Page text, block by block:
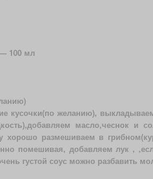
100 мл
кусочки(по желанию),
масло,чеснок и
хорошо размешиваем в
помешивая, добавляем лук ,
густой соус можно разбавить